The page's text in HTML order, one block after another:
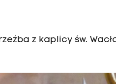
rzeźba z kaplicy św.